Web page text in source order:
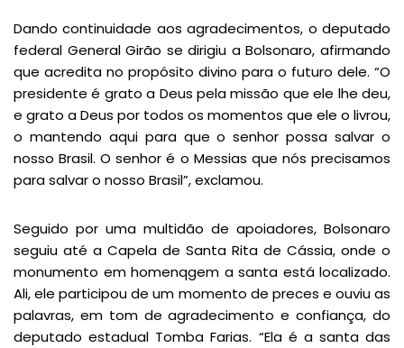
Dando continuidade aos agradecimentos, o deputado
federal General Girão se dirigiu a Bolsonaro, afirmando
que acredita no propósito divino para o futuro dele. “O
presidente é grato a Deus pela missão que ele lhe deu,
e grato a Deus por todos os momentos que ele o livrou,
o mantendo aqui para que o senhor possa salvar o
nosso Brasil. O senhor é o Messias que nós precisamos
para salvar o nosso Brasil”, exclamou.
Seguido por uma multidão de apoiadores, Bolsonaro
seguiu até a Capela de Santa Rita de Cássia, onde o
monumento em homenqgem a santa está localizado.
Ali, ele participou de um momento de preces e ouviu as
palavras, em tom de agradecimento e confiança, do
deputado estadual Tomba Farias. “Ela é a santa das